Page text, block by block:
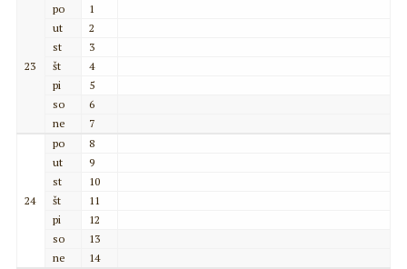
23
po
1
ut
2
st
3
št
4
pi
5
so
6
ne
7
24
po
8
ut
9
st
10
št
11
pi
12
so
13
ne
14